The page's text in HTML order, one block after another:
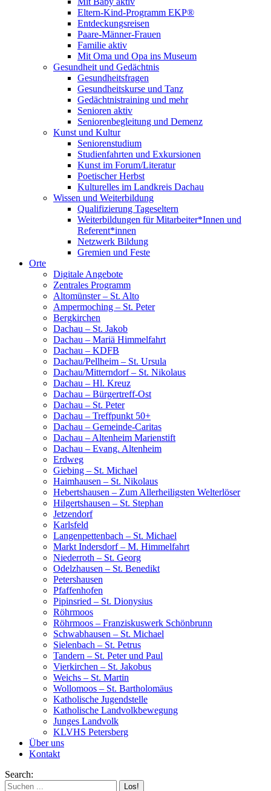
Eltern-Kind-Programm EKP®
Entdeckungsreisen
Paare-Männer-Frauen
Familie aktiv
Mit Oma und Opa ins Museum
Gesundheit und Gedächtnis
Gesundheitsfragen
Gesundheitskurse und Tanz
Gedächtnistraining und mehr
Senioren aktiv
Seniorenbegleitung und Demenz
Kunst und Kultur
Seniorenstudium
Studienfahrten und Exkursionen
Kunst im Forum/Literatur
Poetischer Herbst
Kulturelles im Landkreis Dachau
Wissen und Weiterbildung
Qualifizierung Tageseltern
Weiterbildungen für Mitarbeiter*Innen und
Referent*innen
Netzwerk Bildung
Gremien und Feste
Orte
Digitale Angebote
Zentrales Programm
Altomünster – St. Alto
Ampermoching – St. Peter
Bergkirchen
Dachau – St. Jakob
Dachau – Mariä Himmelfahrt
Dachau – KDFB
Dachau/Pellheim – St. Ursula
Dachau/Mitterndorf – St. Nikolaus
Dachau – Hl. Kreuz
Dachau – Bürgertreff-Ost
Dachau – St. Peter
Dachau – Treffpunkt 50+
Dachau – Gemeinde-Caritas
Dachau – Altenheim Marienstift
Dachau – Evang. Altenheim
Erdweg
Giebing – St. Michael
Haimhausen – St. Nikolaus
Hebertshausen – Zum Allerheiligsten Welterlöser
Hilgertshausen – St. Stephan
Jetzendorf
Karlsfeld
Langenpettenbach – St. Michael
Markt Indersdorf – M. Himmelfahrt
Niederroth – St. Georg
Odelzhausen – St. Benedikt
Petershausen
Pfaffenhofen
Pipinsried – St. Dionysius
Röhrmoos
Röhrmoos – Franziskuswerk Schönbrunn
Schwabhausen – St. Michael
Sielenbach – St. Petrus
Tandern – St. Peter und Paul
Vierkirchen – St. Jakobus
Weichs – St. Martin
Wollomoos – St. Bartholomäus
Katholische Jugendstelle
Katholische Landvolkbewegung
Junges Landvolk
KLVHS Petersberg
Über uns
Kontakt
Search: